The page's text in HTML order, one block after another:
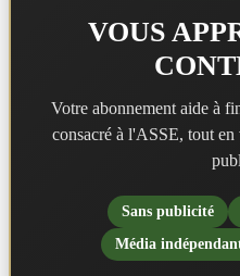
VOUS
Votre abonnement aide à
consacré à l'ASSE, tout
Sans publicité
Média